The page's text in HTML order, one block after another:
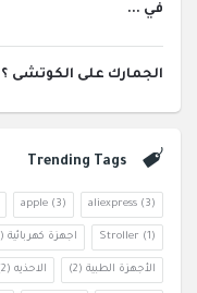
في ...
الجمارك على الكوتشى ؟
Trending Tags
aliexpress (3)
apple (3)
Stroller (1) اجهزة كهربائية (1)
الأجهزة الطبية (2) الاحذيه (2)